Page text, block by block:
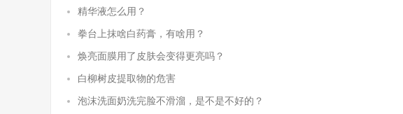
精华液怎么用？
拳台上抹啥白药膏，有啥用？
焕亮面膜用了皮肤会变得更亮吗？
白柳树皮提取物的危害
泡沫洗面奶洗完脸不滑溜，是不是不好的？